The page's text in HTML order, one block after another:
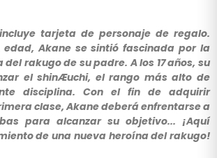
tarjeta de personaje de regalo.
edad, Akane se sintió fascinada por la
rakugo de su padre. A los 17 años, su
el shinÆuchi, el rango más alto de
disciplina. Con el fin de adquirir
clase, Akane deberá enfrentarse a
para alcanzar su objetivo... ¡Aquí
de una nueva heroína del rakugo!